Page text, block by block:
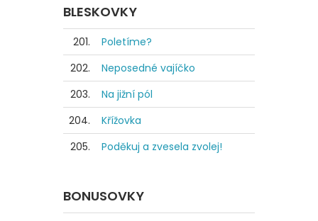
BLESKOVKY
201.
Poletíme?
202.
Neposedné vajíčko
203.
Na jižní pól
204.
Křížovka
205.
Poděkuj a zvesela zvolej!
BONUSOVKY